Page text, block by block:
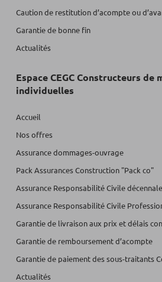
Caution de restitution d’acompte ou
Garantie de bonne fin
Actualités
Espace CEGC Constructeurs de
individuelles
Accueil
Nos offres
Assurance dommages-ouvrage
Pack Assurances Construction "Pack co"
Assurance Responsabilité Civile
Assurance Responsabilité Civile
Garantie de livraison aux prix et délais
Garantie de remboursement d’acompte
Garantie de paiement des sous-traitants
Actualités